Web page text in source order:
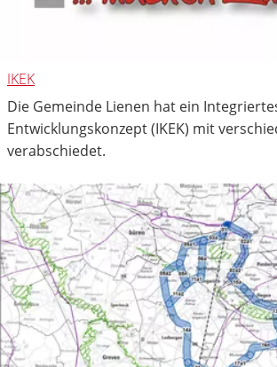
IKEK
Die Gemeinde Lienen hat ein
Entwicklungskonzept (IKEK) mit
verabschiedet.